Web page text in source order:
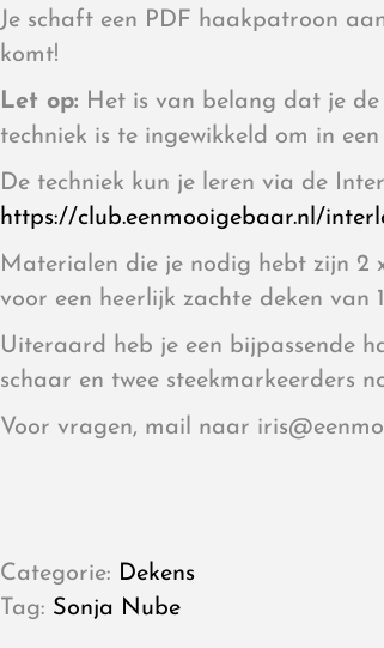
Je schaft een PDF haakpatroon
komt!
Let op: Het is van belang dat je
techniek is te ingewikkeld om in
De techniek kun je leren via de
https://club.eenmooigebaar.nl/
Materialen die je nodig hebt zijn 2
voor een heerlijk zachte deken van
Uiteraard heb je een bijpassende
schaar en twee steekmarkeerders
Voor vragen, mail naar
Categorie: Dekens
Tag: Sonja Nube